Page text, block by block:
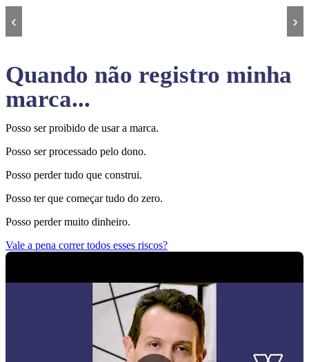
‹ ›
Quando não registro minha
marca...
Posso ser proibido de usar a marca.
Posso ser processado pelo dono.
Posso perder tudo que construi.
Posso ter que começar tudo do zero.
Posso perder muito dinheiro.
Vale a pena correr todos esses riscos?